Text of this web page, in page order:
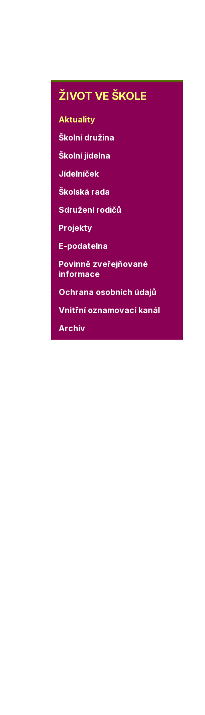
ŽIVOT
ŠKOLE
ŽIVOT VE ŠKOLE
Aktuality
Školní družina
Školní jídelna
Jídelníček
Školská rada
Sdružení rodičů
Projekty
E-podatelna
Povinně zveřejňované
informace
Ochrana osobních údajů
Vnitřní oznamovací kanál
Archiv